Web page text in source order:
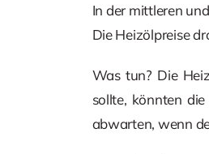
In der mittleren
Die Heizölpreise
Was tun? Die
sollte, könnten
abwarten, wenn